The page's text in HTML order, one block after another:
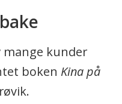
mange kunder
boken Kina på